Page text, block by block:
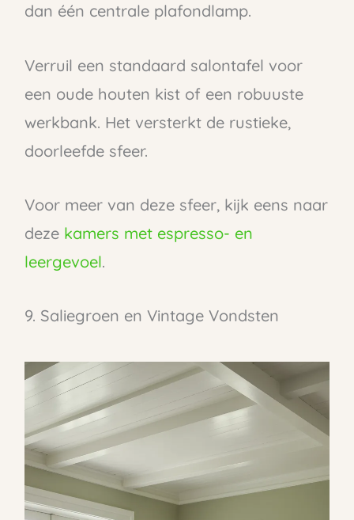
dan één centrale plafondlamp.
Verruil een standaard salontafel voor
een oude houten kist of een robuuste
werkbank. Het versterkt de rustieke,
doorleefde sfeer.
Voor meer van deze sfeer, kijk eens naar
deze kamers met espresso- en
leergevoel.
9. Saliegroen en Vintage Vondsten